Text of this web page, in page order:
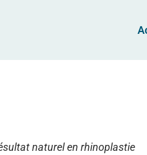
naturel en rhinoplastie